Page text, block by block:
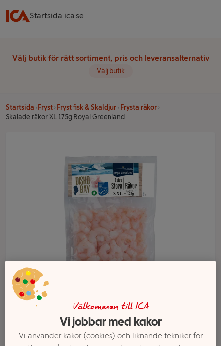
Startsida ica.se
Välj butik för rätt sortiment, pris och leveransalternativ
Välj butik
Startsida Fryst Fryst fisk & Skaldjur
Frysta räkor
Skalade räkor XL 175g Royal Greenland
Välkommen till ICA
Vi jobbar med kakor
Vi använder kakor (cookies) och liknande tekniker för